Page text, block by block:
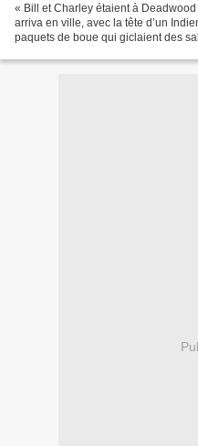
« Bill et Charley étaient à
arriva en ville, avec la tête d’un
paquets de boue qui giclaient des